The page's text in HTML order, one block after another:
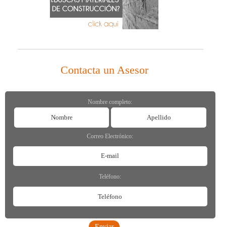
Contacta un Asesor
Nombre completo:
Correo Electrónico:
Teléfono: